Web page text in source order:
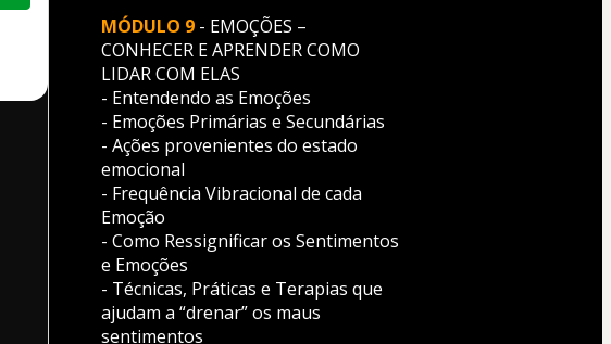
MÓDULO 9 - EMOÇÕES –
CONHECER E APRENDER COMO
LIDAR COM ELAS
- Entendendo as Emoções
- Emoções Primárias e Secundárias
- Ações provenientes do estado
emocional
- Frequência Vibracional de cada
Emoção
- Como Ressignificar os Sentimentos
e Emoções
- Técnicas, Práticas e Terapias que
ajudam a “drenar” os maus
sentimentos